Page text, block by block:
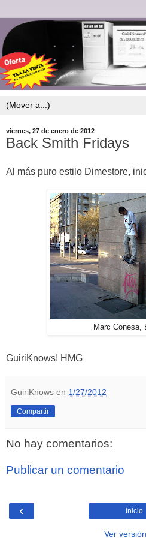
viernes, 27 de enero de 2012
Back Smith Fridays
Al más puro estilo Dimestore,
Marc Conesa,
GuiriKnows! HMG
GuiriKnows en 1/27/2012
Compartir
No hay comentarios:
Publicar un comentario
‹ Inicio
Ver